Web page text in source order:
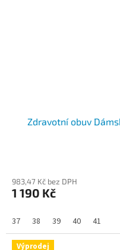
Zdravotní obuv
983,47 Kč bez DPH
1 190 Kč
37 38 39 40 41
Výprodej